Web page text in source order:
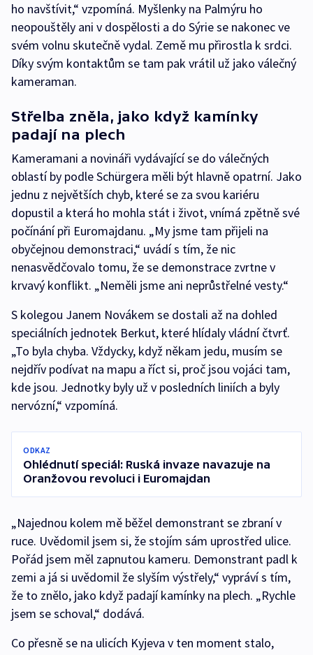
ho navštívit,“ vzpomíná. Myšlenky na Palmýru ho
neopouštěly ani v dospělosti a do Sýrie se nakonec ve
svém volnu skutečně vydal. Země mu přirostla k srdci.
Díky svým kontaktům se tam pak vrátil už jako válečný
kameraman.
Střelba zněla, jako když kamínky
padají na plech
Kameramani a novináři vydávající se do válečných
oblastí by podle Schürgera měli být hlavně opatrní. Jako
jednu z největších chyb, které se za svou kariéru
dopustil a která ho mohla stát i život, vnímá zpětně své
počínání při Euromajdanu. „My jsme tam přijeli na
obyčejnou demonstraci,“ uvádí s tím, že nic
nenasvědčovalo tomu, že se demonstrace zvrtne v
krvavý konflikt. „Neměli jsme ani neprůstřelné vesty.“
S kolegou Janem Novákem se dostali až na dohled
speciálních jednotek Berkut, které hlídaly vládní čtvrť.
„To byla chyba. Vždycky, když někam jedu, musím se
nejdřív podívat na mapu a říct si, proč jsou vojáci tam,
kde jsou. Jednotky byly už v posledních liniích a byly
nervózní,“ vzpomíná.
ODKAZ
Ohlédnutí speciál: Ruská invaze navazuje na
Oranžovou revoluci i Euromajdan
„Najednou kolem mě běžel demonstrant se zbraní v
ruce. Uvědomil jsem si, že stojím sám uprostřed ulice.
Pořád jsem měl zapnutou kameru. Demonstrant padl k
zemi a já si uvědomil že slyším výstřely,“ vypráví s tím,
že to znělo, jako když padají kamínky na plech. „Rychle
jsem se schoval,“ dodává.
Co přesně se na ulicích Kyjeva v ten moment stalo,